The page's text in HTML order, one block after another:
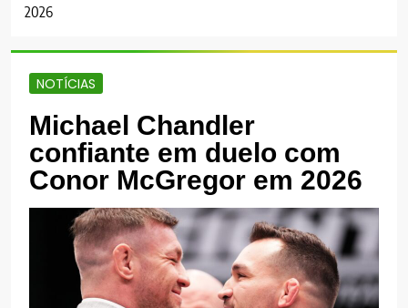
2026
NOTÍCIAS
Michael Chandler
confiante em duelo com
Conor McGregor em 2026